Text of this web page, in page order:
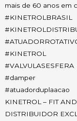
mais de 60 anos em
#KINETROLBRASIL
#KINETROL
#VALVULASESFERA
#damper
#atuadorduplaacao
KINETROL – FIT
DISTRIBUIDOR